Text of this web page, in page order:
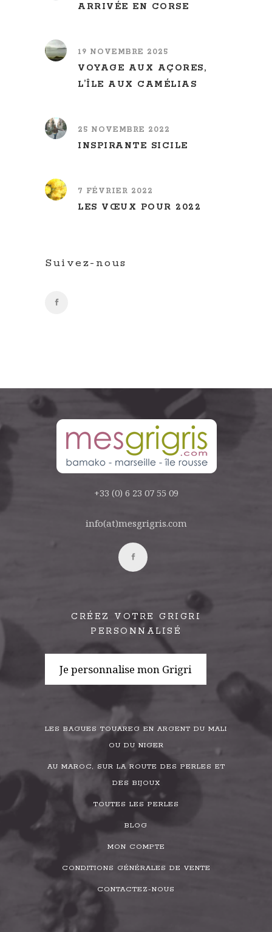
ARRIVÉE EN CORSE
19 NOVEMBRE 2025
VOYAGE AUX AÇORES,
L’ÎLE AUX CAMÉLIAS
25 NOVEMBRE 2022
INSPIRANTE SICILE
7 FÉVRIER 2022
LES VŒUX POUR 2022
Suivez-nous
+33 (0) 6 23 07 55 09
info(at)mesgrigris.com
CRÉEZ VOTRE GRIGRI
PERSONNALISÉ
Je personnalise mon Grigri
LES BAGUES TOUAREG EN ARGENT DU MALI
OU DU NIGER
AU MAROC, SUR LA ROUTE DES PERLES ET
DES BIJOUX
TOUTES LES PERLES
BLOG
MON COMPTE
CONDITIONS GÉNÉRALES DE VENTE
CONTACTEZ-NOUS